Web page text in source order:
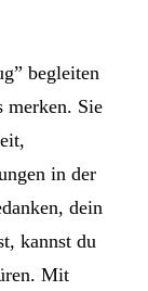
begleiten
merken. Sie
in der
dein
kannst du
Mit